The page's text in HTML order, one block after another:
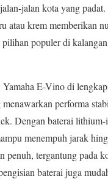
jalan kota yang
atau krem memberikan
populer di
E-Vino di
performa
Dengan baterai
menempuh jarak
penuh, tergantung pada
baterai juga